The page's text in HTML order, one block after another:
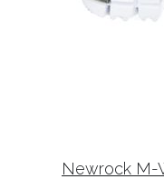
Newrock M-